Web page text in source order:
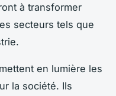
à transformer
secteurs tels que
en lumière les
la société. Ils